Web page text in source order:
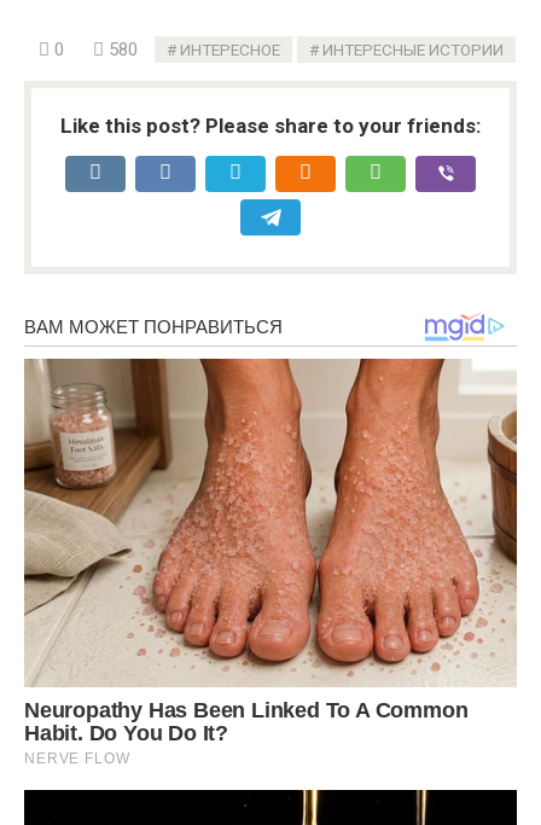
0 580 ИНТЕРЕСНОЕ ИНТЕРЕСНЫЕ ИСТОРИИ
Like this post? Please share to your friends: